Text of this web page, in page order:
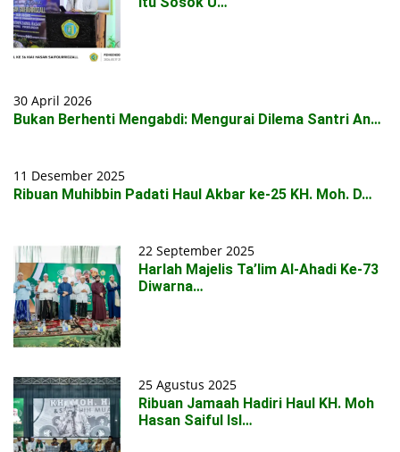
30 April 2026
Bukan Berhenti Mengabdi: Mengurai Dilema Santri An…
11 Desember 2025
Ribuan Muhibbin Padati Haul Akbar ke-25 KH. Moh. D…
22 September 2025
Harlah Majelis Ta’lim Al-Ahadi Ke-73
Diwarna…
25 Agustus 2025
Ribuan Jamaah Hadiri Haul KH. Moh
Hasan Saiful Isl…